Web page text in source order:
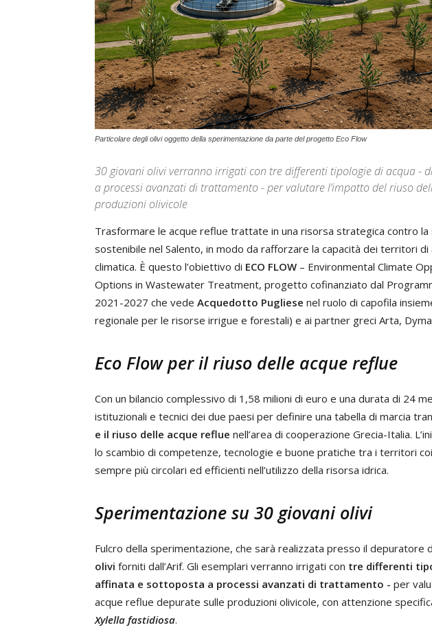
Particolare degli olivi oggetto della sperimentazione da parte del progetto Eco Flow
30 giovani olivi verranno irrigati con tre differenti tipologie di acqua -
a processi avanzati di trattamento - per valutare l’impatto del riuso
produzioni olivicole
Trasformare le acque reflue trattate in una risorsa strategica contro la
sostenibile nel Salento, in modo da rafforzare la capacità dei territori
climatica. È questo l’obiettivo di ECO FLOW – Environmental Climate
Options in Wastewater Treatment, progetto cofinanziato dal
2021-2027 che vede Acquedotto Pugliese nel ruolo di capofila
regionale per le risorse irrigue e forestali) e ai partner greci Arta,
Eco Flow per il riuso delle acque reflue
Con un bilancio complessivo di 1,58 milioni di euro e una durata di 24
istituzionali e tecnici dei due paesi per definire una tabella di marcia
e il riuso delle acque reflue nell’area di cooperazione Grecia-Italia.
lo scambio di competenze, tecnologie e buone pratiche tra i territori
sempre più circolari ed efficienti nell’utilizzo della risorsa idrica.
Sperimentazione su 30 giovani olivi
Fulcro della sperimentazione, che sarà realizzata presso il depuratore
olivi forniti dall’Arif. Gli esemplari verranno irrigati con tre differenti
affinata e sottoposta a processi avanzati di trattamento - per
acque reflue depurate sulle produzioni olivicole, con attenzione
Xylella fastidiosa.